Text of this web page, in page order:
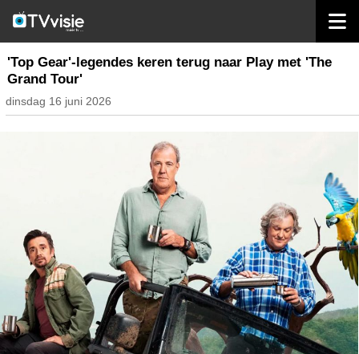
nieuws belgië
'Top Gear'-legendes keren terug naar Play met 'The
Grand Tour'
dinsdag 16 juni 2026